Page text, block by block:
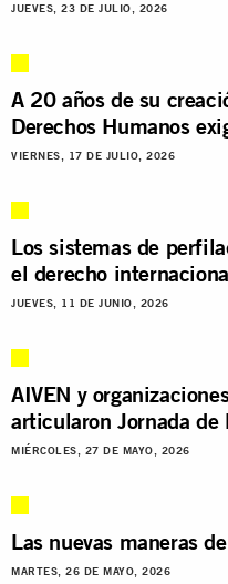
JUEVES, 23 DE JULIO, 2026
A 20 años de su
Derechos Humanos
VIERNES, 17 DE JULIO, 2026
Los sistemas de
el derecho
JUEVES, 11 DE JUNIO, 2026
AIVEN y
articularon Jornada de
MIÉRCOLES, 27 DE MAYO, 2026
Las nuevas maneras
MARTES, 26 DE MAYO, 2026